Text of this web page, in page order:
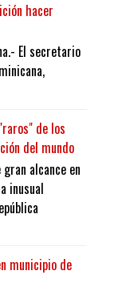
hacer
El secretario
de los
del mundo
gran alcance en
inusual
municipio de